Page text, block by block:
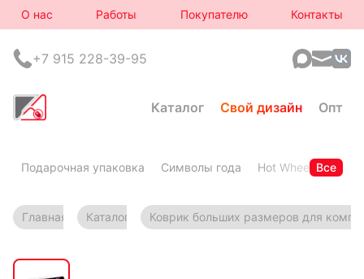
О нас Работы Покупателю Контакты
+7 915 228-39-95
Каталог Свой дизайн Опт
Подарочная упаковка Символы года Hot WheelsВсе
Главная Каталог Коврик больших размеров для